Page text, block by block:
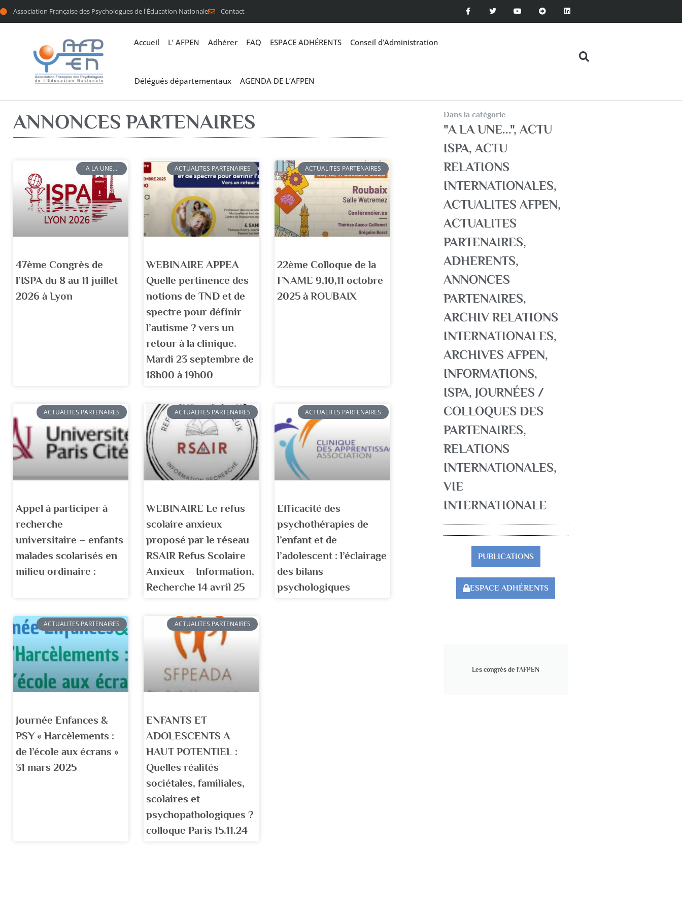
Association Française des Psychologues de l'Éducation Nationale Contact
Accueil L’ AFPEN Adhérer FAQ ESPACE ADHÉRENTS Conseil d’Administration
Délégués départementaux AGENDA DE L’AFPEN
ANNONCES PARTENAIRES
"A LA UNE..."
47ème Congrès de
l’ISPA du 8 au 11 juillet
2026 à Lyon
ACTUALITES PARTENAIRES
WEBINAIRE APPEA
Quelle pertinence des
notions de TND et de
spectre pour définir
l’autisme ? vers un
retour à la clinique.
Mardi 23 septembre de
18h00 à 19h00
ACTUALITES PARTENAIRES
22ème Colloque de la
FNAME 9,10,11 octobre
2025 à ROUBAIX
ACTUALITES PARTENAIRES
Appel à participer à
recherche
universitaire – enfants
malades scolarisés en
milieu ordinaire :
ACTUALITES PARTENAIRES
WEBINAIRE Le refus
scolaire anxieux
proposé par le réseau
RSAIR Refus Scolaire
Anxieux – Information,
Recherche 14 avril 25
ACTUALITES PARTENAIRES
Efficacité des
psychothérapies de
l’enfant et de
l’adolescent : l’éclairage
des bilans
psychologiques
ACTUALITES PARTENAIRES
Journée Enfances &
PSY « Harcèlements :
de l’école aux écrans »
31 mars 2025
ACTUALITES PARTENAIRES
ENFANTS ET
ADOLESCENTS A
HAUT POTENTIEL :
Quelles réalités
sociétales, familiales,
scolaires et
psychopathologiques ?
colloque Paris 15.11.24
Dans la catégorie
"A LA UNE...",ACTU
ISPA,ACTU
RELATIONS
INTERNATIONALES,
ACTUALITES AFPEN,
ACTUALITES
PARTENAIRES,
ADHERENTS,
ANNONCES
PARTENAIRES,
ARCHIV RELATIONS
INTERNATIONALES,
ARCHIVES AFPEN,
INFORMATIONS,
ISPA, JOURNÉES /
COLLOQUES DES
PARTENAIRES,
RELATIONS
INTERNATIONALES,
VIE
INTERNATIONALE
PUBLICATIONS
ESPACE ADHÉRENTS
Les congrès de l'AFPEN